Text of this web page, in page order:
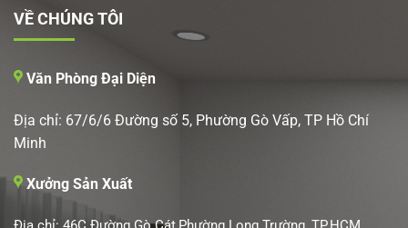
VỀ CHÚNG TÔI
Văn Phòng Đại Diện
Địa chỉ: 67/6/6 Đường số 5, Phường Gò Vấp, TP Hồ Chí
Minh
Xưởng Sản Xuất